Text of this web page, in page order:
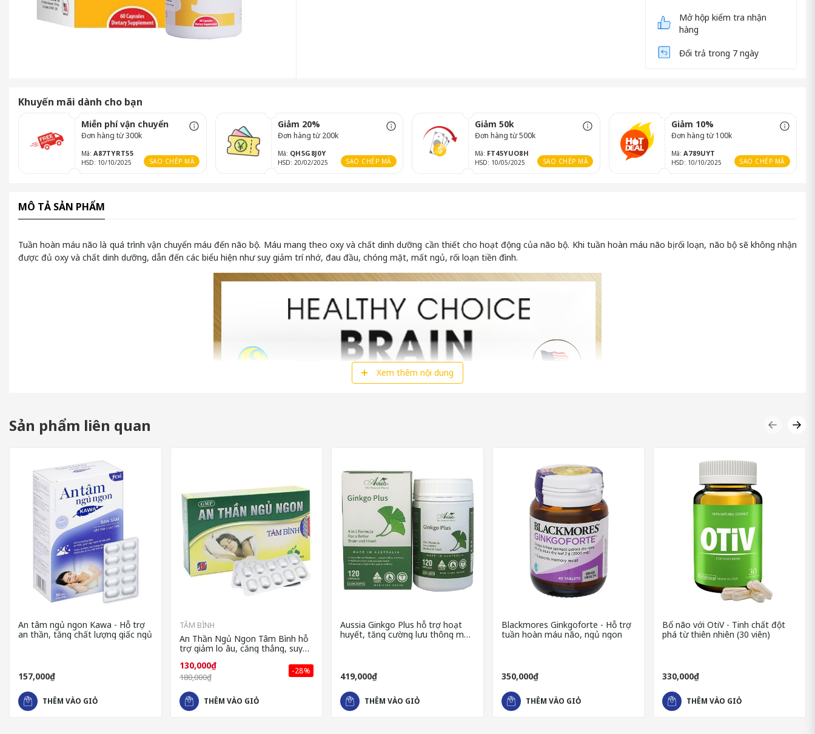
Mở hộp kiểm tra nhận
hàng
Đổi trả trong 7 ngày
Khuyến mãi dành cho bạn
Miễn phí vận chuyển
Đơn hàng từ 300k
Mã: A87TYRT55
HSD: 10/10/2025 SAO CHÉP MÃ
Giảm 20%
Đơn hàng từ 200k
Mã: QH5G8J0Y
HSD: 20/02/2025 SAO CHÉP MÃ
Giảm 50k
Đơn hàng từ 500k
Mã: FT45YUO8H
HSD: 10/05/2025 SAO CHÉP MÃ
Giảm 10%
Đơn hàng từ 100k
Mã:A789UYT
HSD: 10/10/2025 SAO CHÉP MÃ
MÔ TẢ SẢN PHẨM
Tuần hoàn máu não là quá trình vận chuyển máu đến não bộ. Máu mang theo oxy và chất dinh dưỡng cần thiết cho hoạt động của não bộ. Khi tuần hoàn máu não bị rối loạn, não bộ sẽ không nhận
được đủ oxy và chất dinh dưỡng, dẫn đến các biểu hiện như suy giảm trí nhớ, đau đầu, chóng mặt, mất ngủ, rối loạn tiền đình.
Healthy Choice Brain có tác dụng hỗ trợ tăng cường tuần hoàn máu não nhờ các thành phần như bạch quả, việt quất,... Bạch quả có tác dụng làm giãn mạch máu, tăng cường lưu thông máu. Việt
quất có tác dụng chống oxy hóa, bảo vệ tế bào thần kinh.
HEALTHY CHOICE BRAIN LÀ GÌ?
Xem thêm nội dung
Sản phẩm liên quan
An tâm ngủ ngon Kawa - Hỗ trợ
an thần, tăng chất lượng giấc ngủ
157,000₫
THÊM VÀO GIỎ
TÂM BÌNH
An Thần Ngủ Ngon Tâm Bình hỗ
trợ giảm lo âu, căng thẳng, suy
130,000₫
180,000₫
-28%
THÊM VÀO GIỎ
Aussia Ginkgo Plus hỗ trợ hoạt
huyết, tăng cường lưu thông máu
419,000₫
THÊM VÀO GIỎ
Blackmores Ginkgoforte - Hỗ trợ
tuần hoàn máu não, ngủ ngon
350,000₫
THÊM VÀO GIỎ
Bổ não với OtiV - Tinh chất đột
phá từ thiên nhiên (30 viên)
330,000₫
THÊM VÀO GIỎ